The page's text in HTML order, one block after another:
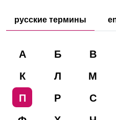
русские термины
А Б В
К
Л М
П
Р С